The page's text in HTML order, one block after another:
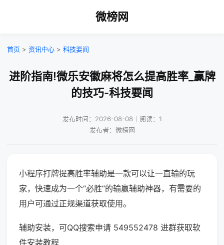
微榜网
首页 > 资讯中心 > 科技要闻
进阶指南!微乐安徽麻将怎么提高胜率_赢牌
的技巧-科技要闻
发布时间：2026-08-08｜阅读：1
发布者：微榜网
小程序打牌提高胜率辅助是一款可以让一直输的玩
家，快速成为一个“必胜”的输赢辅助神器，有需要的
用户可通过正规渠道获取使用。
辅助安装，可QQ搜索申请 549552478 进群获取软
件安装教程